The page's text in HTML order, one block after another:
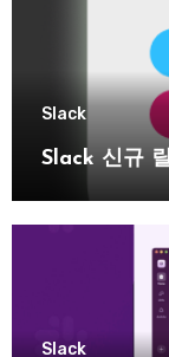
Slack
Slack 신규
Slack